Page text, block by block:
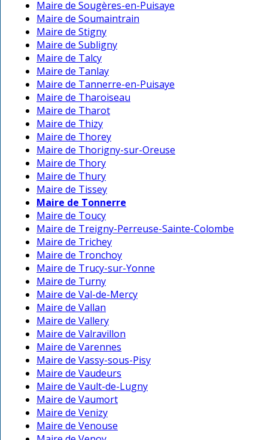
Maire de Sougères-en-Puisaye
Maire de Soumaintrain
Maire de Stigny
Maire de Subligny
Maire de Talcy
Maire de Tanlay
Maire de Tannerre-en-Puisaye
Maire de Tharoiseau
Maire de Tharot
Maire de Thizy
Maire de Thorey
Maire de Thorigny-sur-Oreuse
Maire de Thory
Maire de Thury
Maire de Tissey
Maire de Tonnerre
Maire de Toucy
Maire de Treigny-Perreuse-Sainte-Colombe
Maire de Trichey
Maire de Tronchoy
Maire de Trucy-sur-Yonne
Maire de Turny
Maire de Val-de-Mercy
Maire de Vallan
Maire de Vallery
Maire de Valravillon
Maire de Varennes
Maire de Vassy-sous-Pisy
Maire de Vaudeurs
Maire de Vault-de-Lugny
Maire de Vaumort
Maire de Venizy
Maire de Venouse